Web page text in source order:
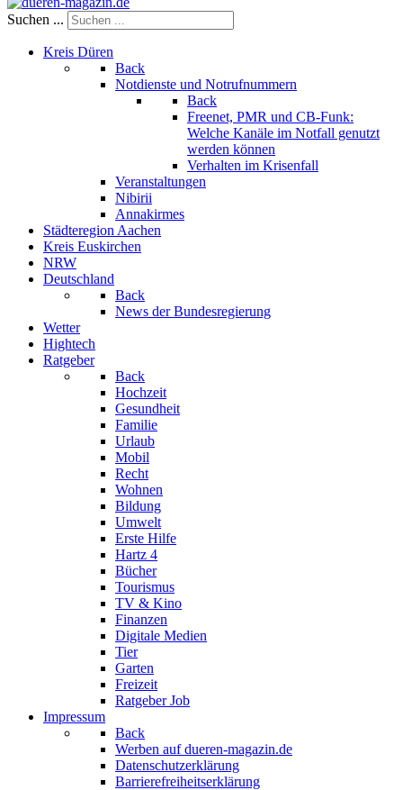
Suchen ...
Kreis Düren
Back
Notdienste und Notrufnummern
Back
Freenet, PMR und CB-Funk:
Welche Kanäle im Notfall genutzt
werden können
Verhalten im Krisenfall
Veranstaltungen
Nibirii
Annakirmes
Städteregion Aachen
Kreis Euskirchen
NRW
Deutschland
Back
News der Bundesregierung
Wetter
Hightech
Ratgeber
Back
Hochzeit
Gesundheit
Familie
Urlaub
Mobil
Recht
Wohnen
Bildung
Umwelt
Erste Hilfe
Hartz 4
Bücher
Tourismus
TV & Kino
Finanzen
Digitale Medien
Tier
Garten
Freizeit
Ratgeber Job
Impressum
Back
Werben auf dueren-magazin.de
Datenschutzerklärung
Barrierefreiheitserklärung